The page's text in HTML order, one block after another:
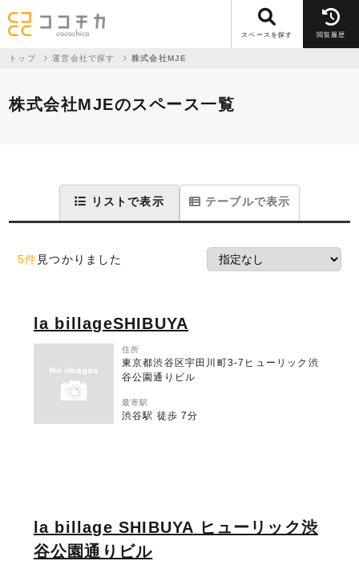
スペースを探す 閲覧履歴
トップ 運営会社で探す 株式会社MJE
株式会社MJEのスペース一覧
リストで表示 テーブルで表示
5件 見つかりました
la billageSHIBUYA
住所
東京都渋谷区宇田川町3-7ヒューリック渋
谷公園通りビル
最寄駅
渋谷駅 徒歩 7分
la billage SHIBUYA ヒューリック渋
谷公園通りビル